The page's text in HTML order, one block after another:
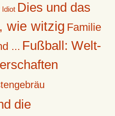
Idiot Dies und das
wie witzig Familie
... Fußball: Welt-
die